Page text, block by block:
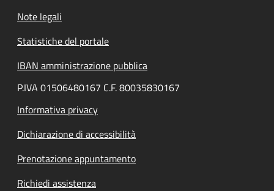
Note legali
Statistiche del portale
IBAN amministrazione pubblica
P.IVA 01506480167 C.F. 80035830167
Informativa privacy
Dichiarazione di accessibilità
Prenotazione appuntamento
Richiedi assistenza